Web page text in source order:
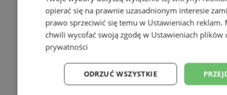
opierać się na prawnie uzasadnionym interesie
prawo sprzeciwić się temu w Ustawieniach reklam.
chwili wycofać swoją zgodę w Ustawieniach plików
prywatności
ODRZUĆ WSZYSTKIE